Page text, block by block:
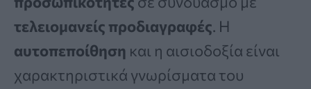
τελειομανείς προδιαγραφές. Η
αυτοπεποίθηση και η αισιοδοξία είναι
χαρακτηριστικά γνωρίσματα του